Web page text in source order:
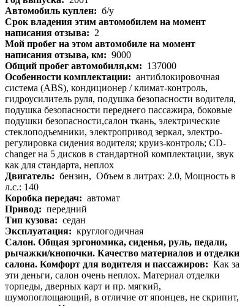
Автомобиль куплен: б/у
Срок владения этим автомобилем на момент
написания отзыва: 2
Мой пробег на этом автомобиле на момент
написания отзыва, км: 9000
Общий пробег автомобиля,км: 137000
Особенности комплектации: антиблокировочная
система (ABS), кондиционер / климат-контроль,
гидроусилитель руля, подушка безопасности водителя,
подушка безопасности переднего пассажира, боковые
подушки безопасности,салон ткань, электрические
стеклоподъемники, электропривод зеркал, электро-
регулировка сидения водителя; круиз-контроль; CD-
changer на 5 дисков в стандартной комплектации, звук
как для стандарта, неплох
Двигатель: бензин, Объем в литрах: 2.0, Мощность в
л.с.: 140
Коробка передач: автомат
Привод: передний
Тип кузова: седан
Эксплуатация: круглогодичная
Салон. Общая эргономика, сиденья, руль, педали,
рычажки/кнопочки. Качество материалов и отделки
салона. Комфорт для водителя и пассажиров: Как за
эти деньги, салон очень неплох. Материал отделки
торпеды, дверных карт и пр. мягкий,
шумопоглощающий, в отличие от японцев, не скрипит,